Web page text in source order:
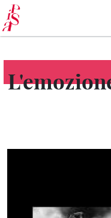
Pasar
al
contenido
principal